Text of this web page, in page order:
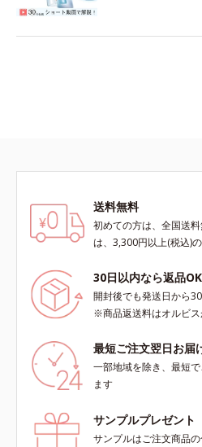
送料無料
初めての方は、全国送
は、3,300円以上(税込)
30日以内なら返品OK
開封後でも発送日から
※商品返送料はオルビ
最短ご注文翌日お届
一部地域を除き、最短
ます
サンプルプレゼント
サンプルはご注文商品